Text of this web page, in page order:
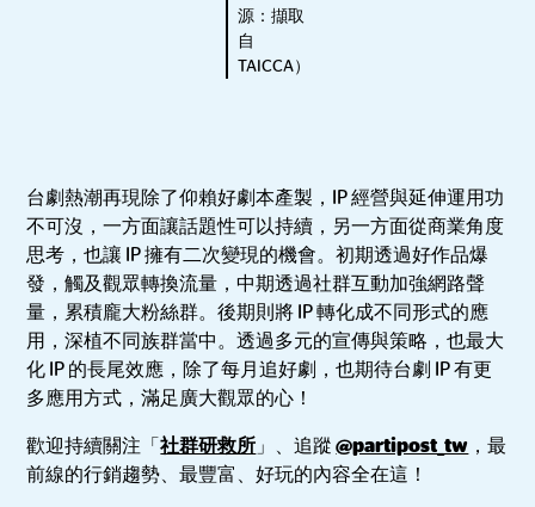
源：擷取
自
TAICCA）
台劇熱潮再現除了仰賴好劇本產製，IP 經營與延伸運用功
不可沒，一方面讓話題性可以持續，另一方面從商業角度
思考，也讓 IP 擁有二次變現的機會。初期透過好作品爆
發，觸及觀眾轉換流量，中期透過社群互動加強網路聲
量，累積龐大粉絲群。後期則將 IP 轉化成不同形式的應
用，深植不同族群當中。透過多元的宣傳與策略，也最大
化 IP 的長尾效應，除了每月追好劇，也期待台劇 IP 有更
多應用方式，滿足廣大觀眾的心！
歡迎持續關注「社群研救所 」、追蹤@partipost_tw ，最
前線的行銷趨勢、最豐富、好玩的內容全在這！